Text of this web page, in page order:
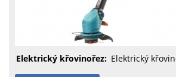
Elektrický křovinořez: Elektrický